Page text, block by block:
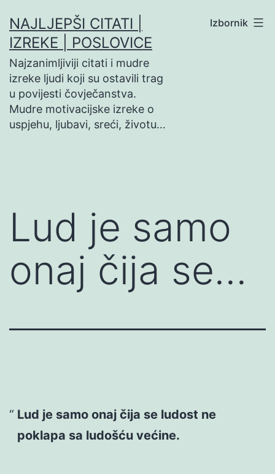
na
sadržaj
NAJLJEPŠI CITATI |
IZREKE | POSLOVICE
Najzanimljiviji citati i mudre
izreke ljudi koji su ostavili trag
u povijesti čovječanstva.
Mudre motivacijske izreke o
uspjehu, ljubavi, sreći, životu…
Izbornik
Lud je samo
onaj čija se…
Lud je samo onaj čija se ludost ne
poklapa sa ludošću većine.